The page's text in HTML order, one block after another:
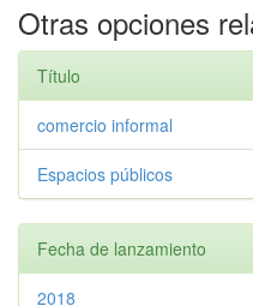
Otras opciones
Título
comercio informal
Espacios públicos
Fecha de lanzamiento
2018